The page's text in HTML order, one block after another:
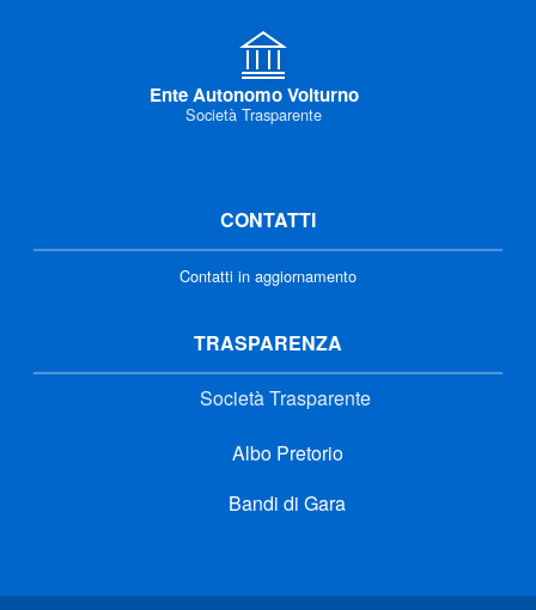
Ente Autonomo Volturno
Società Trasparente
CONTATTI
Contatti in aggiornamento
TRASPARENZA
Società Trasparente
Albo Pretorio
Bandi di Gara